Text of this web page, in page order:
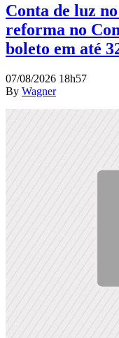
Conta de luz
reforma no
boleto em até
07/08/2026 18h57
By Wagner